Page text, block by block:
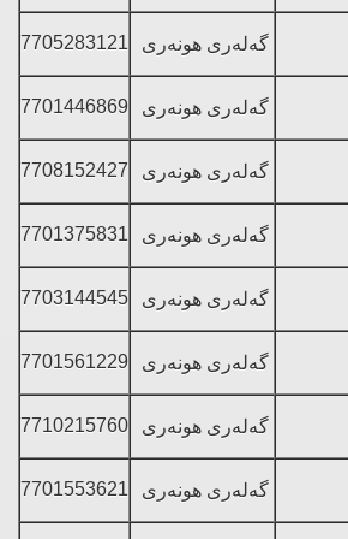
7705283121 گه‌له‌ری هونه‌ری
7701446869 گه‌له‌ری هونه‌ری
7708152427 گه‌له‌ری هونه‌ری
7701375831 گه‌له‌ری هونه‌ری
7703144545 گه‌له‌ری هونه‌ری
7701561229 گه‌له‌ری هونه‌ری
7710215760 گه‌له‌ری هونه‌ری
7701553621 گه‌له‌ری هونه‌ری